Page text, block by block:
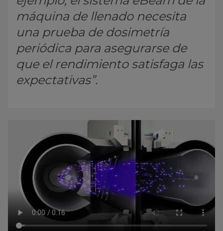
máquina de llenado necesita
una prueba de dosimetría
periódica para asegurarse de
que el rendimiento satisfaga las
expectativas”.